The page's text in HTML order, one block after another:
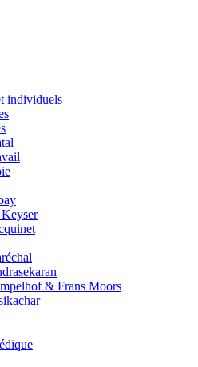
individuels
Keyser
& Frans Moors